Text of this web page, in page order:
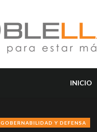
INICIO
GOBERNABILIDAD Y DEFENSA